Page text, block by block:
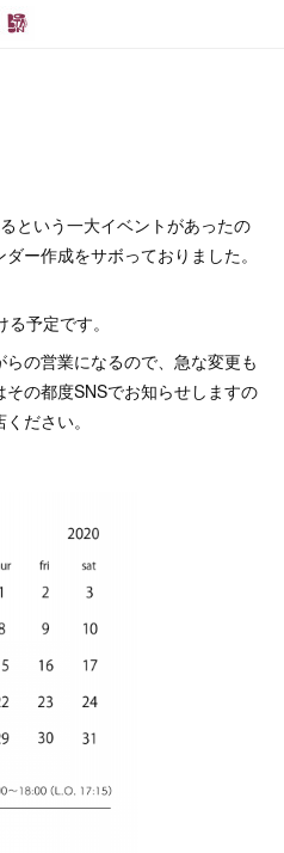
という一大イベントがあったの
ー作成をサボっておりました。
予定です。
の営業になるので、急な変更も
の都度SNSでお知らせしますの
ださい。